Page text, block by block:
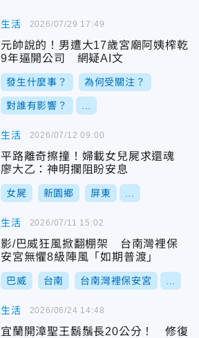
生活
元帥說的！男遭大17歲宮廟阿姨榨乾
9年逼開公司 網疑AI文
發生什麼事？ 為何受關注？
對誰有影響？
2026/07/29 17:49
生活
平路離奇擦撞！婦載女兒屍求還魂
廖大乙：神明攔阻盼安息
女屍 新園鄉 屏東
2026/07/12 09:00
生活
影/巴威狂風掀翻棚架 台南灣裡保
安宮無懼8級陣風「如期普渡」
巴威 台南 台南灣裡保安宮
2026/07/11 15:02
生活
宜蘭開漳聖王鬍鬚長20公分！ 修復
2026/06/24 14:48